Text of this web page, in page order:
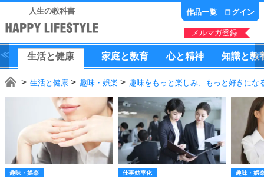
人生の教科書 作品一覧 ログイン
メルマガ登録
生活と健康 家庭と教育 心と精神 知識と教
生活と健康 趣味・娯楽 趣味をもっと楽しみ、もっと好きにな
趣味・娯楽 仕事効率化 趣味・娯